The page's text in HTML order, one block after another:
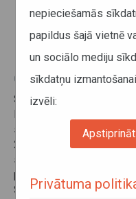
Latvijas -
komisijas
03. novembris 2014
Saskaņā ar 1996.
Krievijas
starptautisko satiksmi,
20. Latvijas - Krievijas
starptautisko
puses sanāksmē
Satiksmes ministrijas
nepieciešamās
papildus šajā vietnē
un sociālo mediju
sīkdatņu
izvēli:
Apstiprināt
Privātuma